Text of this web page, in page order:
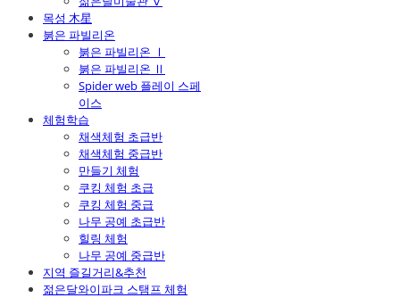
목성 木星
붉은 파빌리온
붉은 파빌리온 Ⅰ
붉은 파빌리온 Ⅱ
Spider web 플레이 스페
이스
체험학습
채색체험 초급반
채색체험 중급반
만들기 체험
쿠킹 체험 초급
쿠킹 체험 중급
나무 공예 초급반
힐링 체험
나무 공예 중급반
지역 즐길거리&추천
젊은달와이파크 스탬프 체험